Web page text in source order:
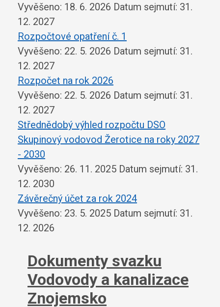
Vyvěšeno: 18. 6. 2026 Datum sejmutí: 31.
12. 2027
Rozpočtové opatření č. 1
Vyvěšeno: 22. 5. 2026 Datum sejmutí: 31.
12. 2027
Rozpočet na rok 2026
Vyvěšeno: 22. 5. 2026 Datum sejmutí: 31.
12. 2027
Střednědobý výhled rozpočtu DSO
Skupinový vodovod Žerotice na roky 2027
- 2030
Vyvěšeno: 26. 11. 2025 Datum sejmutí: 31.
12. 2030
Závěrečný účet za rok 2024
Vyvěšeno: 23. 5. 2025 Datum sejmutí: 31.
12. 2026
Dokumenty svazku
Vodovody a kanalizace
Znojemsko